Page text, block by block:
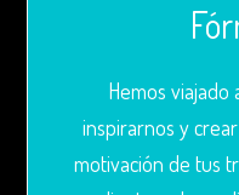
Hemos viajado
inspirarnos y
motivación de tus